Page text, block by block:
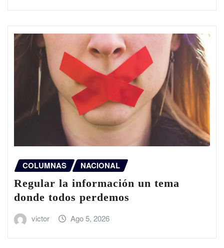
COLUMNAS NACIONAL
Regular la información un tema
donde todos perdemos
victor Ago 5, 2026